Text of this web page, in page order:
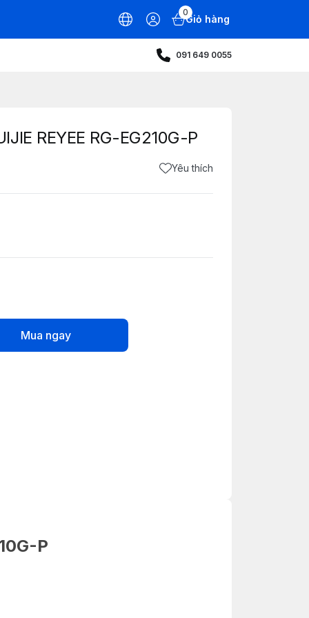
0
Giỏ hàng
091 649 0055
REYEE RG-EG210G-P
Yêu thích
Mua ngay
P